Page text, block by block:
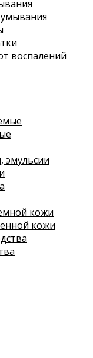
воспалений
эмульсии
кожи
кожи